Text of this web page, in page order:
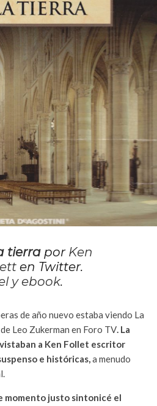
tierra por Ken
en Twitter.
y ebook.
de año nuevo estaba viendo La
Leo Zukerman en Foro TV. La
a Ken Follet escritor
e históricas,a menudo
momento justo sintonicé el